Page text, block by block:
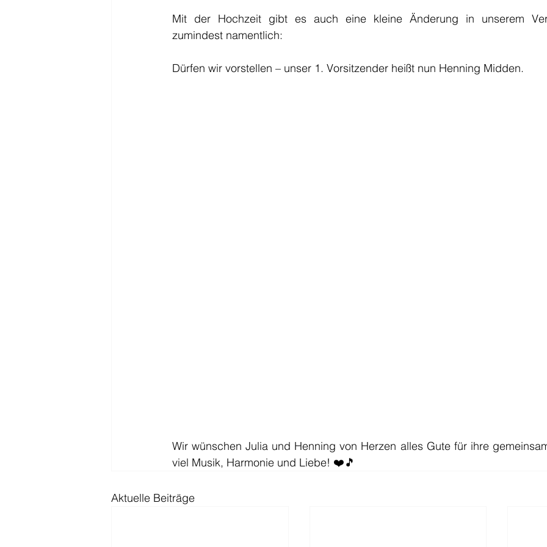
Mit der Hochzeit gibt es auch eine kleine Änderung in unserem
zumindest namentlich:
Dürfen wir vorstellen – unser 1. Vorsitzender heißt nun Henning Midden.
Wir wünschen Julia und Henning von Herzen alles Gute für ihre
viel Musik, Harmonie und Liebe! ❤️🎵
Aktuelle Beiträge